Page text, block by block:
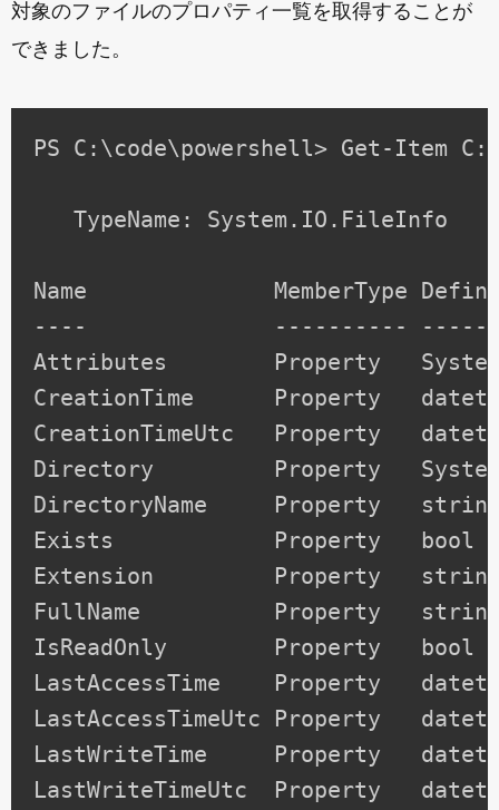
対象のファイルのプロパティ一覧を取得することが
できました。
PS C:\code\powershell> Get-Item
   TypeName: System.IO.FileInfo
Name              MemberType
----              ----------
Attributes        Property
CreationTime      Property
CreationTimeUtc   Property
Directory         Property
DirectoryName     Property
Exists            Property   bool
Extension         Property
FullName          Property   string
IsReadOnly        Property   bool
LastAccessTime    Property
LastAccessTimeUtc Property
LastWriteTime     Property
LastWriteTimeUtc  Property